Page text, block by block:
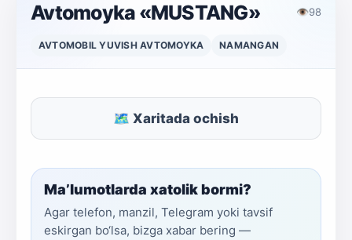
Avtomoyka «MUSTANG» 👁98
AVTOMOBIL YUVISH AVTOMOYKA NAMANGAN
🗺 Xaritada ochish
Ma’lumotlarda xatolik bormi?
Agar telefon, manzil, Telegram yoki tavsif
eskirgan bo‘lsa, bizga xabar bering —